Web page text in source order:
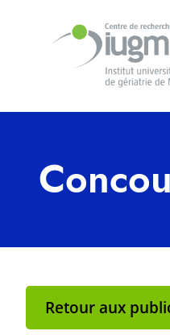
Retour aux